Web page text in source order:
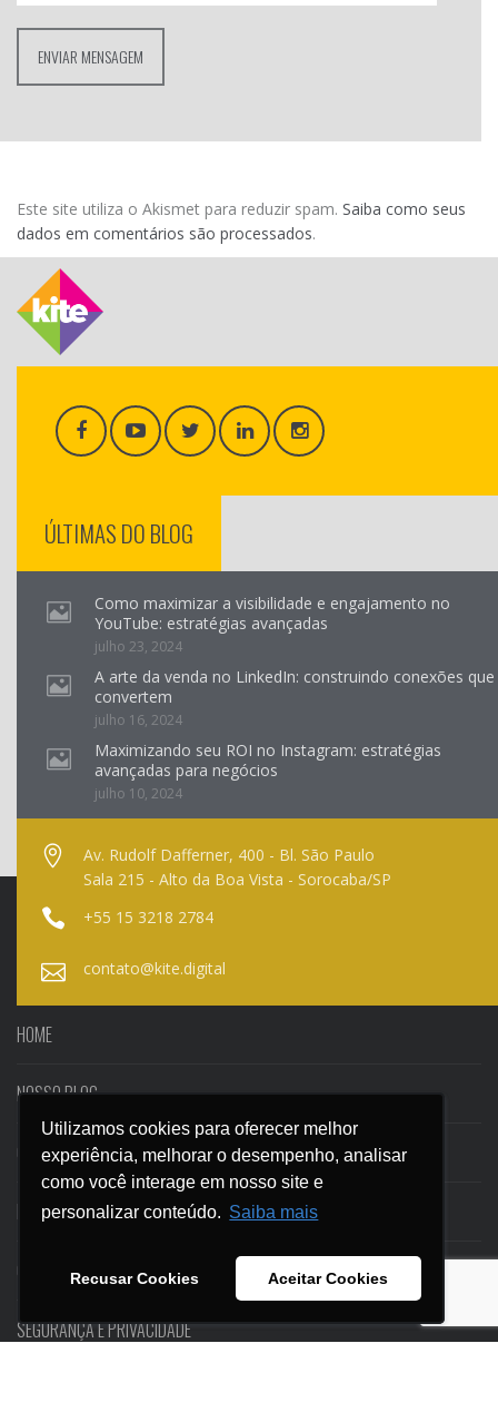
Utilizamos cookies para oferecer melhor
experiência, melhorar o desempenho, analisar
como você interage em nosso site e
personalizar conteúdo. Saiba mais
Recusar Cookies Aceitar Cookies
Utilizamos cookies para oferecer melhor
experiência, melhorar o desempenho, analisar
como você interage em nosso site e
personalizar conteúdo. Saiba mais
Recusar Cookies Aceitar Cookies
Este site utiliza o Akismet para reduzir spam. Saiba como seus
dados em comentários são processados.
ÚLTIMAS DO BLOG
Como maximizar a visibilidade e engajamento no
YouTube: estratégias avançadas
julho 23, 2024
A arte da venda no LinkedIn: construindo conexões que
convertem
julho 16, 2024
Maximizando seu ROI no Instagram: estratégias
avançadas para negócios
julho 10, 2024
Av. Rudolf Dafferner, 400 - Bl. São Paulo
Sala 215 - Alto da Boa Vista - Sorocaba/SP
+55 15 3218 2784
contato@kite.digital
HOME
NOSSO BLOG
CASES
EBOOKS
CONTATO
SEGURANÇA E PRIVACIDADE